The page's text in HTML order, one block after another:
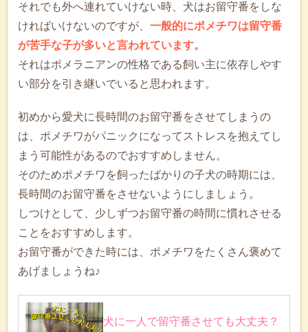
それでも外へ連れていけない時、犬はお留守番をしな
ければいけないのですが、 一般的にポメチワは留守番
が苦手な子が多いと言われています。
それはポメラニアンの性格である飼い主に依存しやす
い部分を引き継いでいると思われます。
初めから愛犬に長時間のお留守番をさせてしまうの
は、ポメチワがパニックになってストレスを抱えてし
まう可能性があるのでおすすめしません。
そのためポメチワを飼ったばかりの子犬の時期には、
長時間のお留守番をさせないようにしましょう。
しつけとして、少しずつお留守番の時間に慣れさせる
ことをおすすめします。
お留守番ができた時には、ポメチワをたくさん褒めて
あげましょうね♪
犬に一人で留守番させても大丈夫？